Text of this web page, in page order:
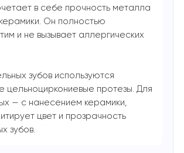
в себе прочность металла
керамики. Он полностью
и не вызывает аллергических
зубов используются
цельноциркониевые протезы. Для
— с нанесением керамики,
цвет и прозрачность
зубов.